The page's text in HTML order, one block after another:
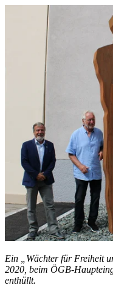
Ein „Wächter für Freiheit
2020, beim ÖGB-
enthüllt.